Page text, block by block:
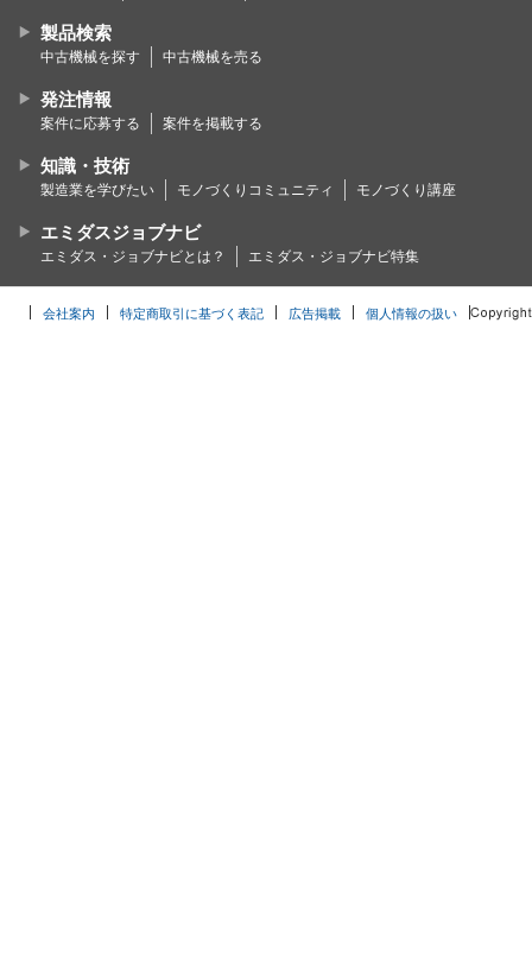
製品検索
中古機械を探す 中古機械を売る
発注情報
案件に応募する 案件を掲載する
知識・技術
製造業を学びたい モノづくりコミュニティ モノづくり講座
エミダスジョブナビ
エミダス・ジョブナビとは？ エミダス・ジョブナビ特集
会社案内 特定商取引に基づく表記 広告掲載 個人情報の扱い